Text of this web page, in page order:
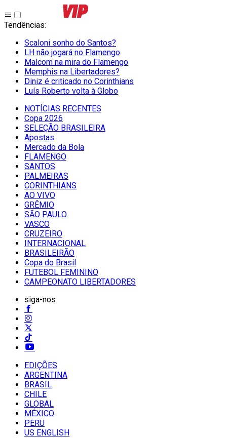
Tendências:
Scaloni sonho do Santos?
LH não jogará no Flamengo
Malcom na mira do Flamengo
Memphis na Libertadores?
Diniz é criticado no Corinthians
Luís Roberto volta à Globo
NOTÍCIAS RECENTES
Copa 2026
SELEÇÃO BRASILEIRA
Apostas
Mercado da Bola
FLAMENGO
SANTOS
PALMEIRAS
CORINTHIANS
AO VIVO
GRÊMIO
SĀO PAULO
VASCO
CRUZEIRO
INTERNACIONAL
BRASILEIRÃO
Copa do Brasil
FUTEBOL FEMININO
CAMPEONATO LIBERTADORES
siga-nos
EDIÇÕES
ARGENTINA
BRASIL
CHILE
GLOBAL
MÉXICO
PERU
US ENGLISH